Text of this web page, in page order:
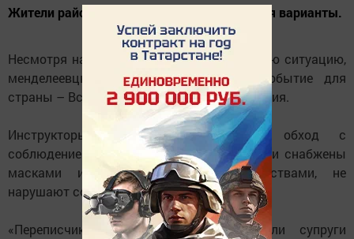
Жители района выбирают удобные для себя варианты.
Несмотря на сложную эпидемиологическую ситуацию,
менделеевцы не игнорируют важное событие для
страны – Всероссийскую перепись населения.
Инструкторы совершают подомовой обход с
соблюдением профилактических мер – они снабжены
масками и дезинфицирующими средствами, не
нарушают социальную дистанцию.
«Переписчик пришёл домой, – сказали супруги